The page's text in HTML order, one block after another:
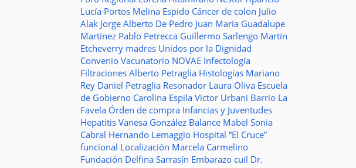
Lucía Portos Melina Espido Cáncer de colon Julio
Alak Jorge Alberto De Pedro Juan María Guadalupe
Martínez Pablo Petrecca Guillermo Sarlengo Martín
Etcheverry madres Unidos por la Dignidad
Convenio Vacunatorio NOVAE Infectología
Filtraciones Alberto Petraglia Histologías Mariano
Rey Daniel Petraglia Resonador Laura Oliva Escuela
de Gobierno Carolina Espila Victor Urbani Barrio La
Favela Órden de compra Infancias y Juventudes
Hepatitis Vanesa González Balance Mabel Sonia
Cabral Hernando Lemaggio Hospital “El Cruce”
funcional Localización Marcela Carmelino
Fundación Delfina Sarrasín Embarazo cuil Dr.